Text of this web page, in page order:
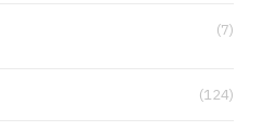
(7)
(124)